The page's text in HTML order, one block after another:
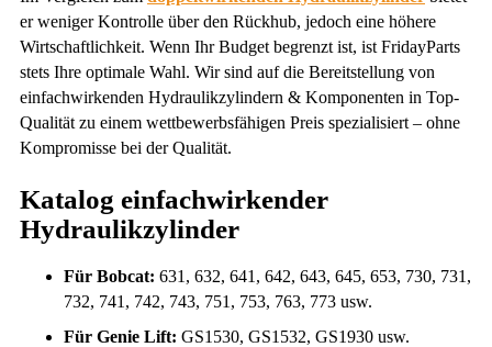
er weniger Kontrolle über den Rückhub, jedoch eine höhere
Wirtschaftlichkeit. Wenn Ihr Budget begrenzt ist, ist FridayParts
stets Ihre optimale Wahl. Wir sind auf die Bereitstellung von
einfachwirkenden Hydraulikzylindern & Komponenten in Top-
Qualität zu einem wettbewerbsfähigen Preis spezialisiert – ohne
Kompromisse bei der Qualität.
Katalog einfachwirkender
Hydraulikzylinder
Für Bobcat: 631, 632, 641, 642, 643, 645, 653, 730, 731,
732, 741, 742, 743, 751, 753, 763, 773 usw.
Für Genie Lift: GS1530, GS1532, GS1930 usw.